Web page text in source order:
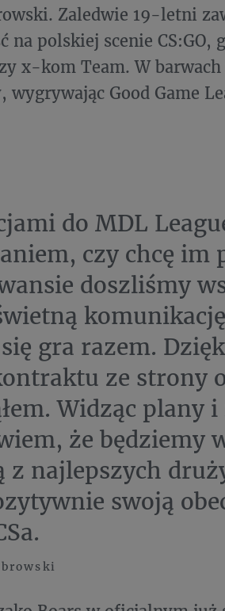
Zaledwie 19-letni
na polskiej scenie CS:GO,
x-kom Team. W
wygrywając Good Game
do MDL
czy chcę im
doszliśmy
gra razem.
ze strony
Widząc plany i
że będziemy
z najlepszych
swoją